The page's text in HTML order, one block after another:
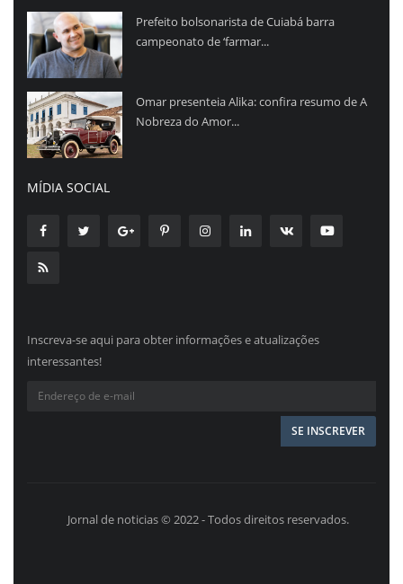
Prefeito bolsonarista de Cuiabá barra
campeonato de ‘farmar...
Omar presenteia Alika: confira resumo de A
Nobreza do Amor...
MÍDIA SOCIAL
Inscreva-se aqui para obter informações e atualizações
interessantes!
Jornal de noticias © 2022 - Todos direitos reservados.